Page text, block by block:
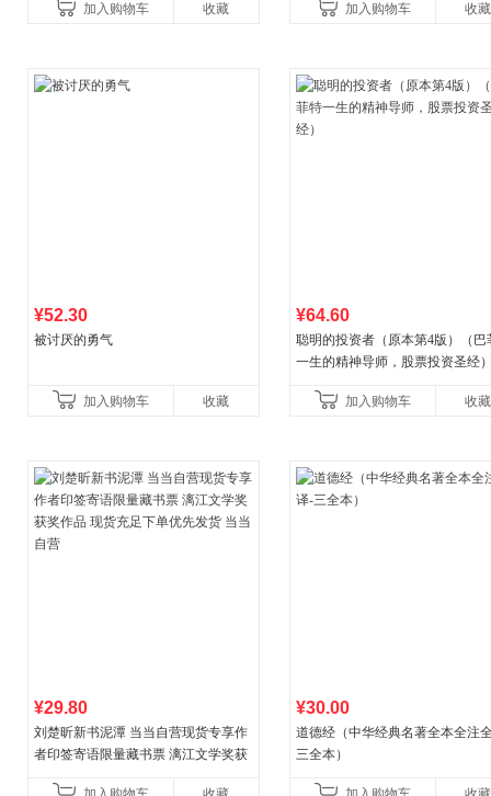
比你听说的还要
加入购物车 收藏 加入购物车 收藏
¥52.30
被讨厌的勇气
加入购物车 收藏
¥64.60
聪明的投资者（原本第4版）（巴
一生的精神导师，股票投资圣经
加入购物车 收藏
¥29.80
刘楚昕新书泥潭 当当自营现货专享作
者印签寄语限量藏书票 漓江文学奖获
¥30.00
道德经（中华经典名著全本全注
三全本）